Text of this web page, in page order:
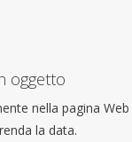
oggetto
nella pagina
la data.